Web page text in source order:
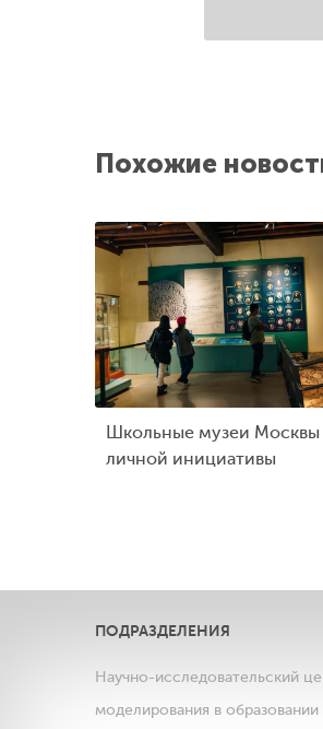
Похожие
Школьные музеи Москвы
личной инициативы
ПОДРАЗДЕЛЕНИЯ
Научно-исследовательский
моделирования в образовании